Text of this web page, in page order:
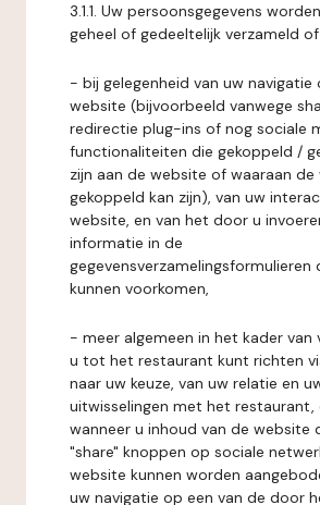
3.1.1. Uw persoonsgegevens
geheel of gedeeltelijk verzameld
- bij gelegenheid van uw navigatie
website (bijvoorbeeld vanwege
redirectie plug-ins of nog sociale
functionaliteiten die gekoppeld /
zijn aan de website of waaraan de
gekoppeld kan zijn), van uw
website, en van het door u
informatie in de
gegevensverzamelingsformulieren
kunnen voorkomen,
- meer algemeen in het kader van
u tot het restaurant kunt richten
naar uw keuze, van uw relatie en
uitwisselingen met het restaurant,
wanneer u inhoud van de website
"share" knoppen op sociale
website kunnen worden
uw navigatie op een van de door